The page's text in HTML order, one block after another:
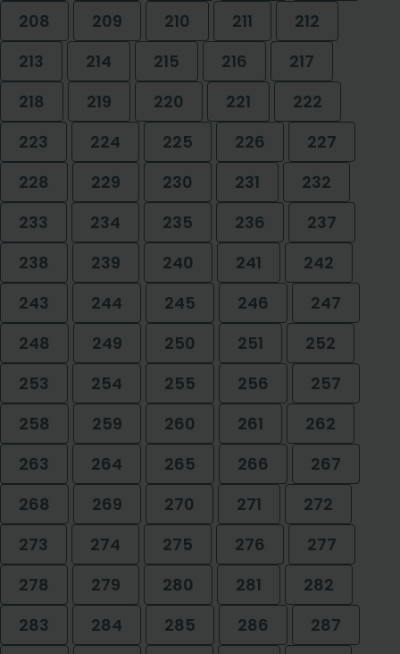
208
209 210 211
212
213
214 215 216
217
218
219 220 221
222
223
224 225 226
227
228
229 230 231
232
233
234 235 236
237
238
239 240 241
242
243
244 245 246
247
248
249 250 251
252
253
254 255 256
257
258
259 260 261
262
263
264 265 266
267
268
269 270 271
272
273
274 275 276
277
278
279 280 281
282
283
284 285 286
287